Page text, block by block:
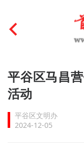
首页
文明创建
文明实践
平谷区马昌
活动
平谷区文明办
2024-12-05